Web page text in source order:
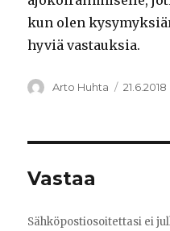
kun olen
hyviä vastauksia.
Kirjoittaja
Arto Huhta Julkaistu
21.6.2018
Vastaa
Sähköpostiosoitettasi ei